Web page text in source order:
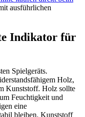
ausführlichen
Indikator für
Spielgeräts.
Holz,
Kunststoff. Holz sollte
Feuchtigkeit und
eine
bleiben. Kunststoff